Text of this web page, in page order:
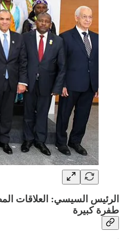
الرئيس السيسي: العلاقات
طفرة كبيرة